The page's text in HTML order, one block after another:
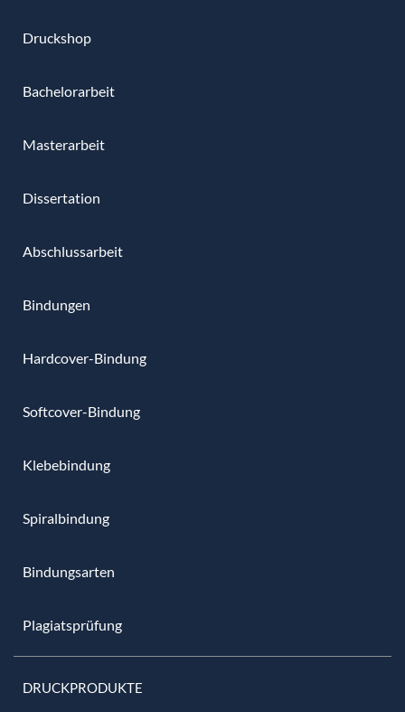
Druckshop
Bachelorarbeit
Masterarbeit
Dissertation
Abschlussarbeit
Bindungen
Hardcover-Bindung
Softcover-Bindung
Klebebindung
Spiralbindung
Bindungsarten
Plagiatsprüfung
DRUCKPRODUKTE